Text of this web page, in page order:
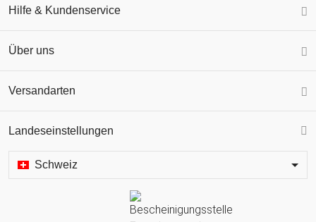
Hilfe & Kundenservice
Über uns
Versandarten
Landeseinstellungen
Schweiz